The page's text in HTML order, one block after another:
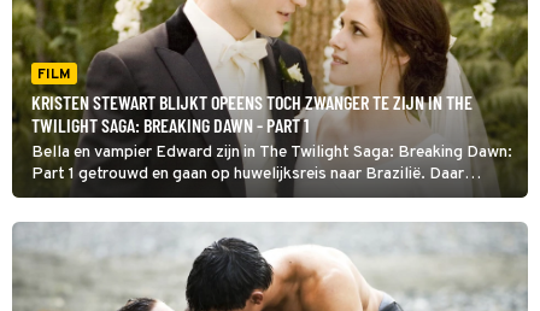
FILM
KRISTEN STEWART BLIJKT OPEENS TOCH ZWANGER TE ZIJN IN THE
TWILIGHT SAGA: BREAKING DAWN - PART 1
Bella en vampier Edward zijn in The Twilight Saga: Breaking Dawn:
Part 1 getrouwd en gaan op huwelijksreis naar Brazilië. Daar
ontdekt Bella dat ze zwanger is. Hun ongeboren kindje zet de
gespannen verhouding met de weerwolven verder onder druk.